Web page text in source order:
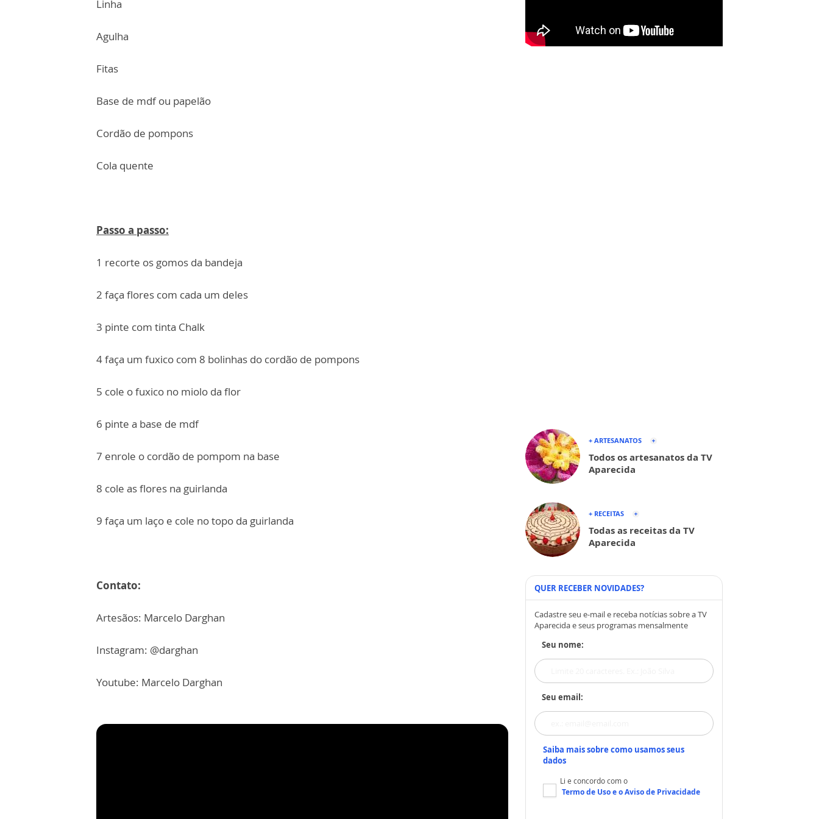
Linha
Agulha
Fitas
Base de mdf ou papelão
Cordão de pompons
Cola quente
Passo a passo:
1 recorte os gomos da bandeja
2 faça flores com cada um deles
3 pinte com tinta Chalk
4 faça um fuxico com 8 bolinhas do cordão de pompons
5 cole o fuxico no miolo da flor
6 pinte a base de mdf
7 enrole o cordão de pompom na base
8 cole as flores na guirlanda
9 faça um laço e cole no topo da guirlanda
Contato:
Artesãos: Marcelo Darghan
Instagram: @darghan
Youtube: Marcelo Darghan
+ ARTESANATOS
Todos os artesanatos da TV
Aparecida
+ RECEITAS
Todas as receitas da TV
Aparecida
QUER RECEBER NOVIDADES?
Cadastre seu e-mail e receba notícias sobre a TV
Aparecida e seus programas mensalmente
Seu nome:
Seu email:
Saiba mais sobre como usamos seus
dados
Li e concordo com o
Termo de Usoe oAviso de Privacidade